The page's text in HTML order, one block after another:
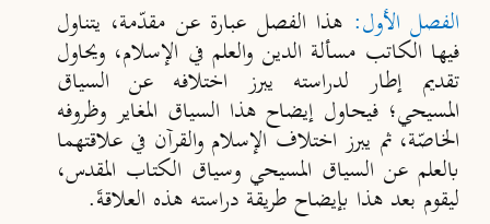
الفصل الأول: هذا الفصل عبارة عن مقدّمة، يتناول
فيها الكاتب مسألة الدين والعلم في الإسلام، ويحاول
تقديم إطار لدراسته يبرز اختلافه عن السياق
المسيحي؛ فيحاول إيضاح هذا السياق المغاير وظروفه
الخاصّة، ثم يبرز اختلاف الإسلام والقرآن في علاقتهما
بالعلم عن السياق المسيحي وسياق الكتاب المقدس،
ليقوم بعد هذا بإيضاح طريقة دراسته هذه العلاقةَ.